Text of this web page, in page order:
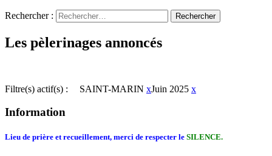
Rechercher :
Les pèlerinages annoncés
Filtre(s) actif(s) : SAINT-MARIN xJuin 2025 x
Information
Lieu de prière et recueillement, merci de respecter le SILENCE.